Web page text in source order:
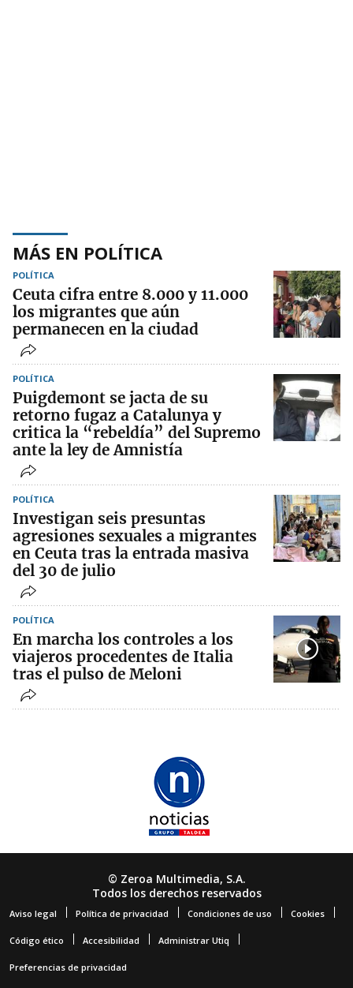
MÁS EN POLÍTICA
POLÍTICA
Ceuta cifra entre 8.000 y 11.000
los migrantes que aún
permanecen en la ciudad
POLÍTICA
Puigdemont se jacta de su
retorno fugaz a Catalunya y
critica la “rebeldía” del Supremo
ante la ley de Amnistía
POLÍTICA
Investigan seis presuntas
agresiones sexuales a migrantes
en Ceuta tras la entrada masiva
del 30 de julio
POLÍTICA
En marcha los controles a los
viajeros procedentes de Italia
tras el pulso de Meloni
© Zeroa Multimedia, S.A.
Todos los derechos reservados
Aviso legal Política de privacidad Condiciones de uso Cookies
Código ético Accesibilidad Administrar Utiq
Preferencias de privacidad